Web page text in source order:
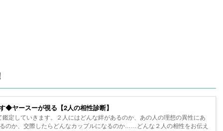
◆ヤースーが視る【2人の相性診断】
定していきます。２人にはどんな絆があるのか、あの人の理想の異性にあ
のか、交際したらどんなカップルになるのか……どんな２人の相性をお伝え